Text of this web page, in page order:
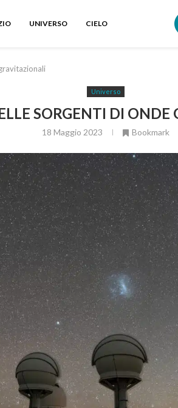
UNIVERSO CIELO
Universo
SORGENTI DI
18 Maggio 2023 Bookmark